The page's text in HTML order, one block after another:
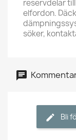
reservdelar
elfordon.
söker,
Bli